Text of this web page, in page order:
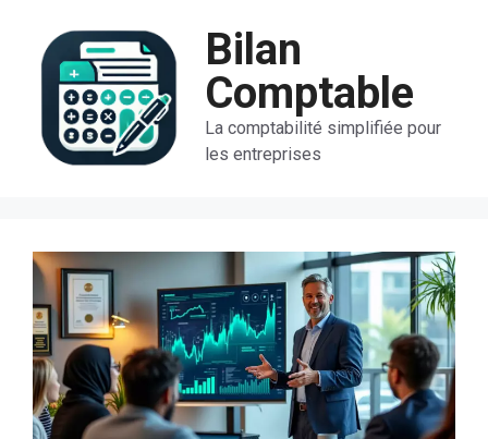
contenu
Bilan
Comptable
La comptabilité simplifiée pour
les entreprises